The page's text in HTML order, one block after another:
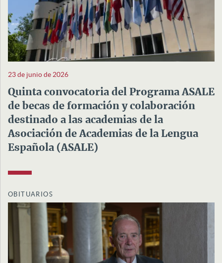
23 de junio de 2026
Quinta convocatoria del Programa ASALE
de becas de formación y colaboración
destinado a las academias de la
Asociación de Academias de la Lengua
Española (ASALE)
OBITUARIOS